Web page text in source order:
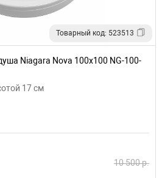
Товарный код: 523513
Niagara Nova 100x100 NG-100-
17 см
10 500 р.